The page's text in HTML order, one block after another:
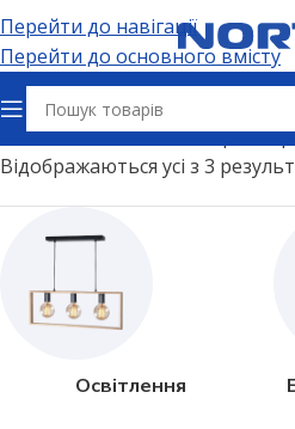
Перейти до навігації
Перейти до основного вмісту
Головна Аналог лампи
Відображаються усі з 3
Освітлення